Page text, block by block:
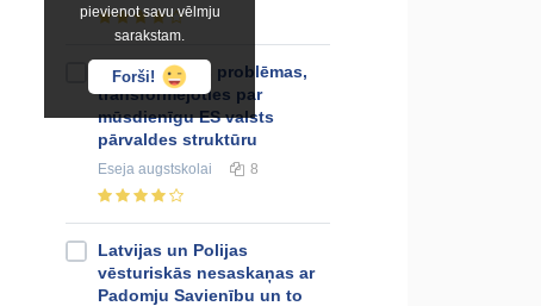
pievienot savu vēlmju
sarakstam.
Forši!
Robežsardzes problēmas,
transformējoties par
mūsdienīgu ES valsts
pārvaldes struktūru
Eseja augstskolai 8
Latvijas un Polijas
vēsturiskās nesaskaņas ar
Padomju Savienību un to